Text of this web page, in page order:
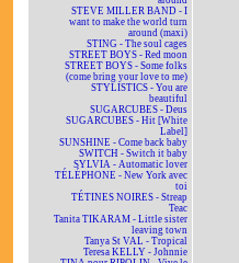
STEVE MILLER BAND - I
want to make the world turn
around (maxi)
STING - The soul cages
STREET BOYS - Red moon
STREET BOYS - Some folks
(come bring your love to me)
STYLISTICS - You are
beautiful
SUGARCUBES - Deus
SUGARCUBES - Hit [White
Label]
SUNSHINE - Come back baby
SWITCH - Switch it baby
SYLVIA - Automatic lover
TÉLÉPHONE - New York avec
toi
TÉTINES NOIRES - Streap
Teac
Tanita TIKARAM - Little sister
leaving town
Tanya St VAL - Tropical
Teresa KELLY - Johnnie